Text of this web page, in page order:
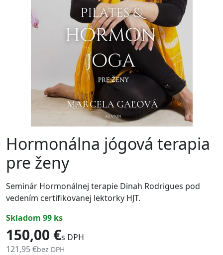
Hormonálna jógová terapia
pre ženy
Seminár Hormonálnej terapie Dinah Rodrigues pod
vedením certifikovanej lektorky HJT.
skladom 99 ks
150,00 €s DPH
121,95 €bez DPH